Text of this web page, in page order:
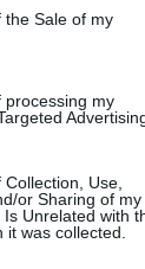
the Sale of my
processing my
Use,
or Sharing of my
Unrelated with
was collected.
ανακριτή οι 17
δίκτυο